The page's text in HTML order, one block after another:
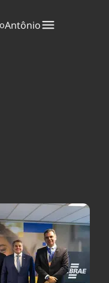
Meio Ambiente
Podcast
Política
Saúde
Tempo
Antônio